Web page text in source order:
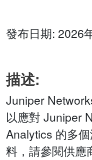
發布日期: 2026
描述:
Juniper
以應對 Juniper
Analytics 的多
料，請參閱供應